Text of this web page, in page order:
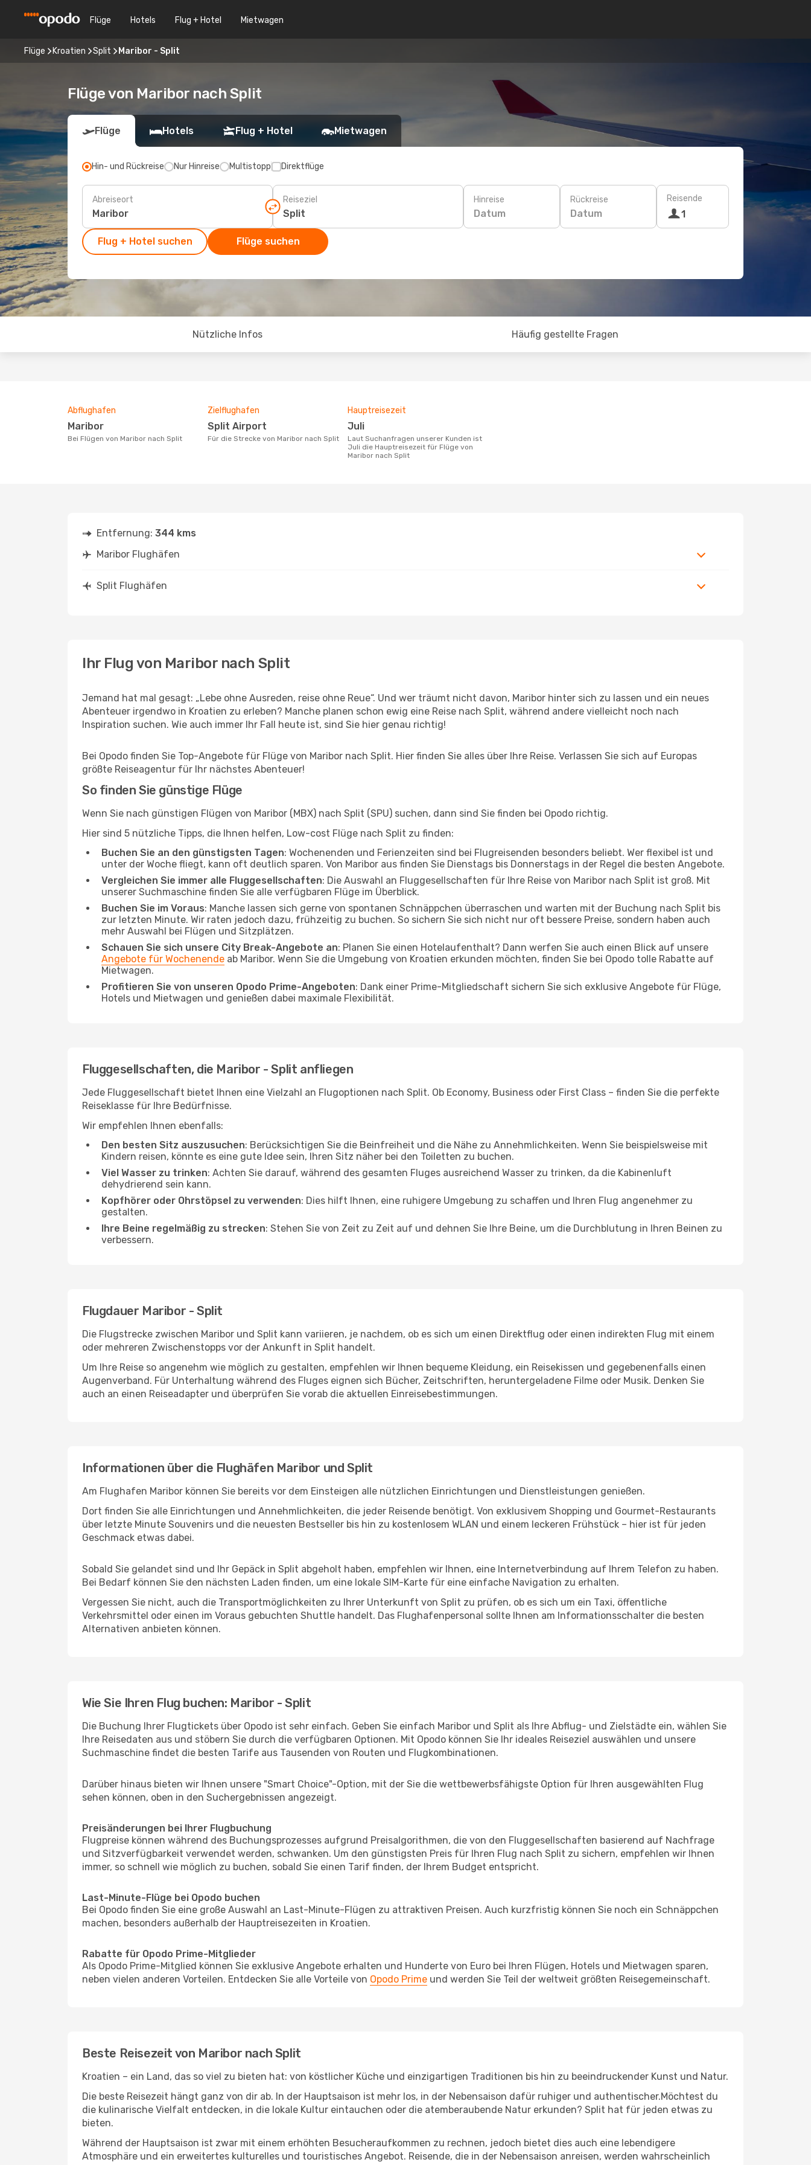
Flüge Hotels Flug + Hotel Mietwagen
Flüge Kroatien Split Maribor - Split
Flüge von Maribor nach Split
Flüge Hotels Flug + Hotel Mietwagen
Hin- und Rückreise Nur Hinreise Multistopp Direktflüge
Abreiseort Reiseziel Hinreise
Datum
Rückreise
Datum
Reisende
1
Flug + Hotel suchen Flüge suchen
Nützliche Infos Häufig gestellte Fragen
Abflughafen
Maribor
Bei Flügen von Maribor nach Split
Zielflughafen
Split Airport
Für die Strecke von Maribor nach Split
Hauptreisezeit
Juli
Laut Suchanfragen unserer Kunden ist
Juli die Hauptreisezeit für Flüge von
Maribor nach Split
Entfernung: 344 kms
Maribor Flughäfen
Split Flughäfen
Ihr Flug von Maribor nach Split
Jemand hat mal gesagt: „Lebe ohne Ausreden, reise ohne Reue“. Und wer träumt nicht davon, Maribor hinter sich zu lassen und ein neues
Abenteuer irgendwo in Kroatien zu erleben? Manche planen schon ewig eine Reise nach Split, während andere vielleicht noch nach
Inspiration suchen. Wie auch immer Ihr Fall heute ist, sind Sie hier genau richtig!
Bei Opodo finden Sie Top-Angebote für Flüge von Maribor nach Split. Hier finden Sie alles über Ihre Reise. Verlassen Sie sich auf Europas
größte Reiseagentur für Ihr nächstes Abenteuer!
So finden Sie günstige Flüge
Wenn Sie nach günstigen Flügen von Maribor (MBX) nach Split (SPU) suchen, dann sind Sie finden bei Opodo richtig.
Hier sind 5 nützliche Tipps, die Ihnen helfen, Low-cost Flüge nach Split zu finden:
Buchen Sie an den günstigsten Tagen: Wochenenden und Ferienzeiten sind bei Flugreisenden besonders beliebt. Wer flexibel ist und
unter der Woche fliegt, kann oft deutlich sparen. Von Maribor aus finden Sie Dienstags bis Donnerstags in der Regel die besten Angebote.
Vergleichen Sie immer alle Fluggesellschaften: Die Auswahl an Fluggesellschaften für Ihre Reise von Maribor nach Split ist groß. Mit
unserer Suchmaschine finden Sie alle verfügbaren Flüge im Überblick.
Buchen Sie im Voraus: Manche lassen sich gerne von spontanen Schnäppchen überraschen und warten mit der Buchung nach Split bis
zur letzten Minute. Wir raten jedoch dazu, frühzeitig zu buchen. So sichern Sie sich nicht nur oft bessere Preise, sondern haben auch
mehr Auswahl bei Flügen und Sitzplätzen.
Schauen Sie sich unsere City Break-Angebote an: Planen Sie einen Hotelaufenthalt? Dann werfen Sie auch einen Blick auf unsere
Angebote für Wochenende ab Maribor. Wenn Sie die Umgebung von Kroatien erkunden möchten, finden Sie bei Opodo tolle Rabatte auf
Mietwagen.
Profitieren Sie von unseren Opodo Prime-Angeboten: Dank einer Prime-Mitgliedschaft sichern Sie sich exklusive Angebote für Flüge,
Hotels und Mietwagen und genießen dabei maximale Flexibilität.
Fluggesellschaften, die Maribor - Split anfliegen
Jede Fluggesellschaft bietet Ihnen eine Vielzahl an Flugoptionen nach Split. Ob Economy, Business oder First Class – finden Sie die perfekte
Reiseklasse für Ihre Bedürfnisse.
Wir empfehlen Ihnen ebenfalls:
Den besten Sitz auszusuchen: Berücksichtigen Sie die Beinfreiheit und die Nähe zu Annehmlichkeiten. Wenn Sie beispielsweise mit
Kindern reisen, könnte es eine gute Idee sein, Ihren Sitz näher bei den Toiletten zu buchen.
Viel Wasser zu trinken: Achten Sie darauf, während des gesamten Fluges ausreichend Wasser zu trinken, da die Kabinenluft
dehydrierend sein kann.
Kopfhörer oder Ohrstöpsel zu verwenden: Dies hilft Ihnen, eine ruhigere Umgebung zu schaffen und Ihren Flug angenehmer zu
gestalten.
Ihre Beine regelmäßig zu strecken: Stehen Sie von Zeit zu Zeit auf und dehnen Sie Ihre Beine, um die Durchblutung in Ihren Beinen zu
verbessern.
Flugdauer Maribor - Split
Die Flugstrecke zwischen Maribor und Split kann variieren, je nachdem, ob es sich um einen Direktflug oder einen indirekten Flug mit einem
oder mehreren Zwischenstopps vor der Ankunft in Split handelt.
Um Ihre Reise so angenehm wie möglich zu gestalten, empfehlen wir Ihnen bequeme Kleidung, ein Reisekissen und gegebenenfalls einen
Augenverband. Für Unterhaltung während des Fluges eignen sich Bücher, Zeitschriften, heruntergeladene Filme oder Musik. Denken Sie
auch an einen Reiseadapter und überprüfen Sie vorab die aktuellen Einreisebestimmungen.
Informationen über die Flughäfen Maribor und Split
Am Flughafen Maribor können Sie bereits vor dem Einsteigen alle nützlichen Einrichtungen und Dienstleistungen genießen.
Dort finden Sie alle Einrichtungen und Annehmlichkeiten, die jeder Reisende benötigt. Von exklusivem Shopping und Gourmet-Restaurants
über letzte Minute Souvenirs und die neuesten Bestseller bis hin zu kostenlosem WLAN und einem leckeren Frühstück – hier ist für jeden
Geschmack etwas dabei.
Sobald Sie gelandet sind und Ihr Gepäck in Split abgeholt haben, empfehlen wir Ihnen, eine Internetverbindung auf Ihrem Telefon zu haben.
Bei Bedarf können Sie den nächsten Laden finden, um eine lokale SIM-Karte für eine einfache Navigation zu erhalten.
Vergessen Sie nicht, auch die Transportmöglichkeiten zu Ihrer Unterkunft von Split zu prüfen, ob es sich um ein Taxi, öffentliche
Verkehrsmittel oder einen im Voraus gebuchten Shuttle handelt. Das Flughafenpersonal sollte Ihnen am Informationsschalter die besten
Alternativen anbieten können.
Wie Sie Ihren Flug buchen: Maribor - Split
Die Buchung Ihrer Flugtickets über Opodo ist sehr einfach. Geben Sie einfach Maribor und Split als Ihre Abflug- und Zielstädte ein, wählen Sie
Ihre Reisedaten aus und stöbern Sie durch die verfügbaren Optionen. Mit Opodo können Sie Ihr ideales Reiseziel auswählen und unsere
Suchmaschine findet die besten Tarife aus Tausenden von Routen und Flugkombinationen.
Darüber hinaus bieten wir Ihnen unsere "Smart Choice"-Option, mit der Sie die wettbewerbsfähigste Option für Ihren ausgewählten Flug
sehen können, oben in den Suchergebnissen angezeigt.
Preisänderungen bei Ihrer Flugbuchung
Flugpreise können während des Buchungsprozesses aufgrund Preisalgorithmen, die von den Fluggesellschaften basierend auf Nachfrage
und Sitzverfügbarkeit verwendet werden, schwanken. Um den günstigsten Preis für Ihren Flug nach Split zu sichern, empfehlen wir Ihnen
immer, so schnell wie möglich zu buchen, sobald Sie einen Tarif finden, der Ihrem Budget entspricht.
Last-Minute-Flüge bei Opodo buchen
Bei Opodo finden Sie eine große Auswahl an Last-Minute-Flügen zu attraktiven Preisen. Auch kurzfristig können Sie noch ein Schnäppchen
machen, besonders außerhalb der Hauptreisezeiten in Kroatien.
Rabatte für Opodo Prime-Mitglieder
Als Opodo Prime-Mitglied können Sie exklusive Angebote erhalten und Hunderte von Euro bei Ihren Flügen, Hotels und Mietwagen sparen,
neben vielen anderen Vorteilen. Entdecken Sie alle Vorteile von Opodo Prime und werden Sie Teil der weltweit größten Reisegemeinschaft.
Beste Reisezeit von Maribor nach Split
Kroatien – ein Land, das so viel zu bieten hat: von köstlicher Küche und einzigartigen Traditionen bis hin zu beeindruckender Kunst und Natur.
Die beste Reisezeit hängt ganz von dir ab. In der Hauptsaison ist mehr los, in der Nebensaison dafür ruhiger und authentischer.Möchtest du
die kulinarische Vielfalt entdecken, in die lokale Kultur eintauchen oder die atemberaubende Natur erkunden? Split hat für jeden etwas zu
bieten.
Während der Hauptsaison ist zwar mit einem erhöhten Besucheraufkommen zu rechnen, jedoch bietet dies auch eine lebendigere
Atmosphäre und ein erweitertes kulturelles und touristisches Angebot. Reisende, die in der Nebensaison anreisen, werden wahrscheinlich